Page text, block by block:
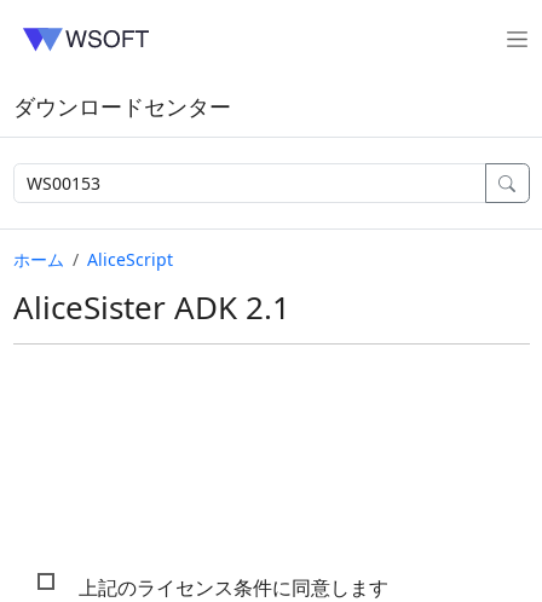
ダウンロードセンター
ホーム AliceScript
AliceSister ADK 2.1
上記のライセンス条件に同意します